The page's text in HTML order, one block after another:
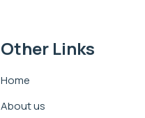
Other Links
Home
About us